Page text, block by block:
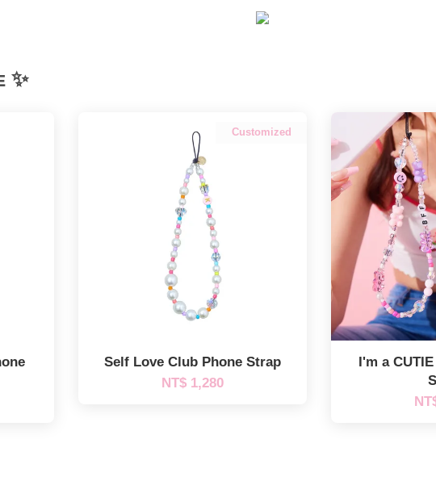
✨
Customized
Self Love Club Phone Strap
NT$ 1,280
I'm a